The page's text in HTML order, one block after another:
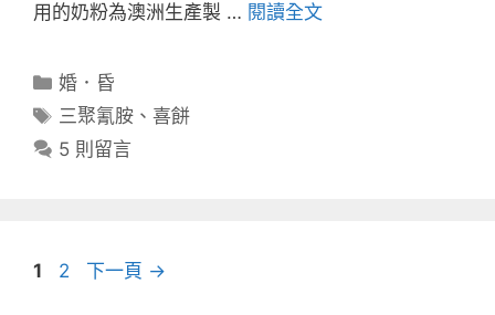
用的奶粉為澳洲生產製 … 閱讀全文
分
類
婚．昏
標
籤
三聚氰胺 、喜餅
5 則留言
頁
1
頁
2 下一頁 →